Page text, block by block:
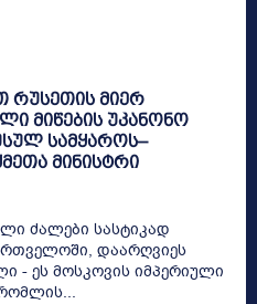
რუსეთის მიერ
მიწების უკანონო
სამყაროს–
მინისტრი
ძალები სასტიკად
დაარღვიეს
- ეს მოსკოვის იმპერიული